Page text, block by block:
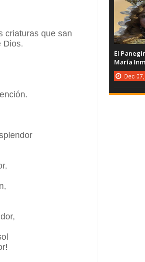
criaturas que san
Dios.
El
María
Dec 07,